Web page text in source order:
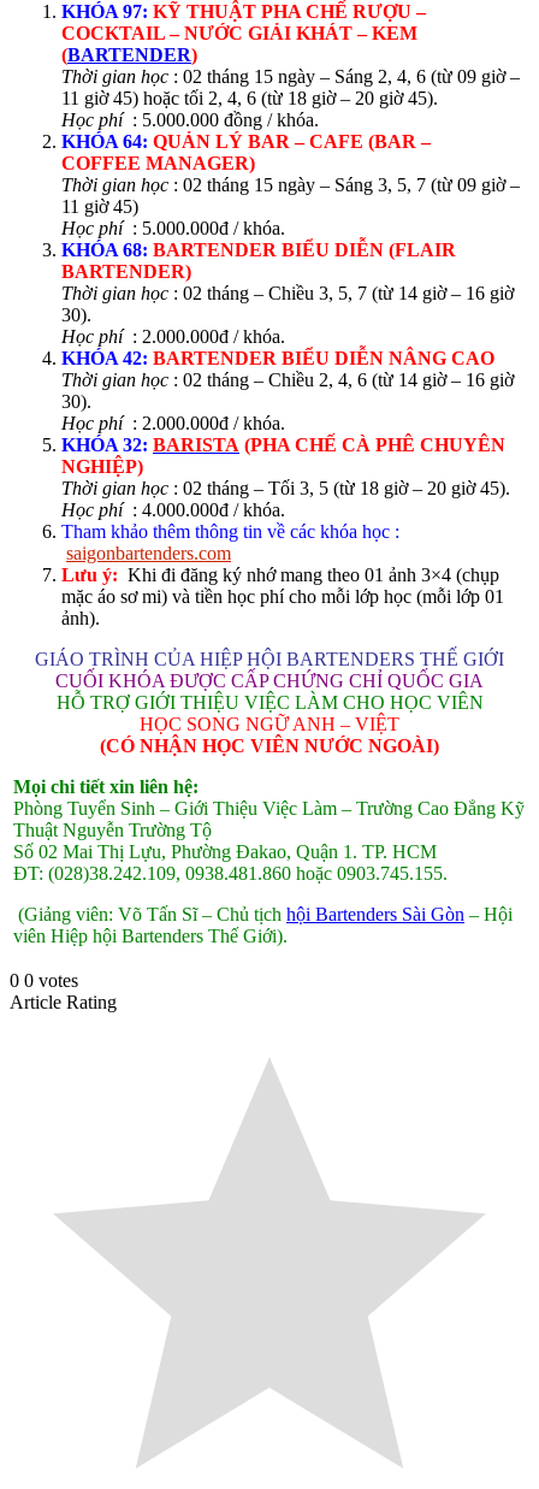
KHÓA 97: KỸ THUẬT PHA CHẾ RƯỢU –
COCKTAIL – NƯỚC GIẢI KHÁT – KEM
(BARTENDER)
Thời gian học : 02 tháng 15 ngày – Sáng 2, 4, 6 (từ 09 giờ –
11 giờ 45) hoặc tối 2, 4, 6 (từ 18 giờ – 20 giờ 45).
Học phí : 5.000.000 đồng / khóa.
KHÓA 64: QUẢN LÝ BAR – CAFE (BAR –
COFFEE MANAGER)
Thời gian học : 02 tháng 15 ngày – Sáng 3, 5, 7 (từ 09 giờ –
11 giờ 45)
Học phí : 5.000.000đ / khóa.
KHÓA 68: BARTENDER BIỂU DIỄN (FLAIR
BARTENDER)
Thời gian học : 02 tháng – Chiều 3, 5, 7 (từ 14 giờ – 16 giờ
30).
Học phí : 2.000.000đ / khóa.
KHÓA 42: BARTENDER BIỂU DIỄN NÂNG CAO
Thời gian học : 02 tháng – Chiều 2, 4, 6 (từ 14 giờ – 16 giờ
30).
Học phí : 2.000.000đ / khóa.
KHÓA 32: BARISTA (PHA CHẾ CÀ PHÊ CHUYÊN
NGHIỆP)
Thời gian học : 02 tháng – Tối 3, 5 (từ 18 giờ – 20 giờ 45).
Học phí : 4.000.000đ / khóa.
Tham khảo thêm thông tin về các khóa học :
saigonbartenders.com
Lưu ý: Khi đi đăng ký nhớ mang theo 01 ảnh 3×4 (chụp
mặc áo sơ mi) và tiền học phí cho mỗi lớp học (mỗi lớp 01
ảnh).
GIÁO TRÌNH CỦA HIỆP HỘI BARTENDERS THẾ GIỚI
CUỐI KHÓA ĐƯỢC CẤP CHỨNG CHỈ QUỐC GIA
HỖ TRỢ GIỚI THIỆU VIỆC LÀM CHO HỌC VIÊN
HỌC SONG NGỮ ANH – VIỆT
(CÓ NHẬN HỌC VIÊN NƯỚC NGOÀI)
Mọi chi tiết xin liên hệ:
Phòng Tuyển Sinh – Giới Thiệu Việc Làm – Trường Cao Đẳng Kỹ
Thuật Nguyễn Trường Tộ
Số 02 Mai Thị Lựu, Phường Đakao, Quận 1. TP. HCM
ĐT: (028)38.242.109, 0938.481.860 hoặc 0903.745.155.
(Giảng viên: Võ Tấn Sĩ – Chủ tịch hội Bartenders Sài Gòn – Hội
viên Hiệp hội Bartenders Thế Giới).
0 0 votes
Article Rating